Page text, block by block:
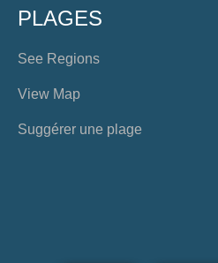
PLAGES
See Regions
View Map
Suggérer une plage